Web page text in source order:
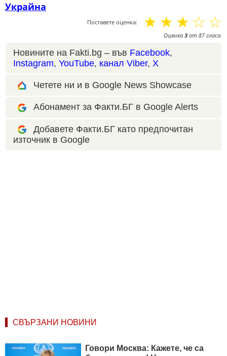
Украйна
Поставете оценка: ☆
☆
☆
☆
☆
Оценка 3 от 87 гласа.
Новините на Fakti.bg – във Facebook,
Instagram, YouTube, канал Viber, X
Четете ни и в Google News Showcase
Абонамент за Факти.БГ в Google Alerts
Добавете Факти.БГ като предпочитан
източник в Google
СВЪРЗАНИ НОВИНИ
Говори Москва: Кажете, че са